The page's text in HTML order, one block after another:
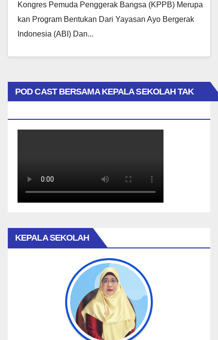
Kongres Pemuda Penggerak Bangsa (KPPB) Merupa
Kan Program Bentukan Dari Yayasan Ayo Bergerak
Indonesia (ABI) Dan...
POD CAST BERSAMA KEPALA SEKOLAH TAK
KEPALA SEKOLAH